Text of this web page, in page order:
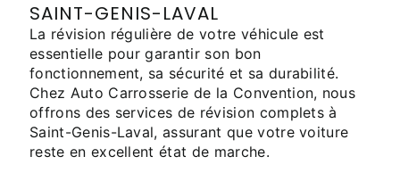
SAINT-GENIS-LAVAL
La révision régulière de votre véhicule est
essentielle pour garantir son bon
fonctionnement, sa sécurité et sa durabilité.
Chez Auto Carrosserie de la Convention, nous
offrons des services de révision complets à
Saint-Genis-Laval, assurant que votre voiture
reste en excellent état de marche.